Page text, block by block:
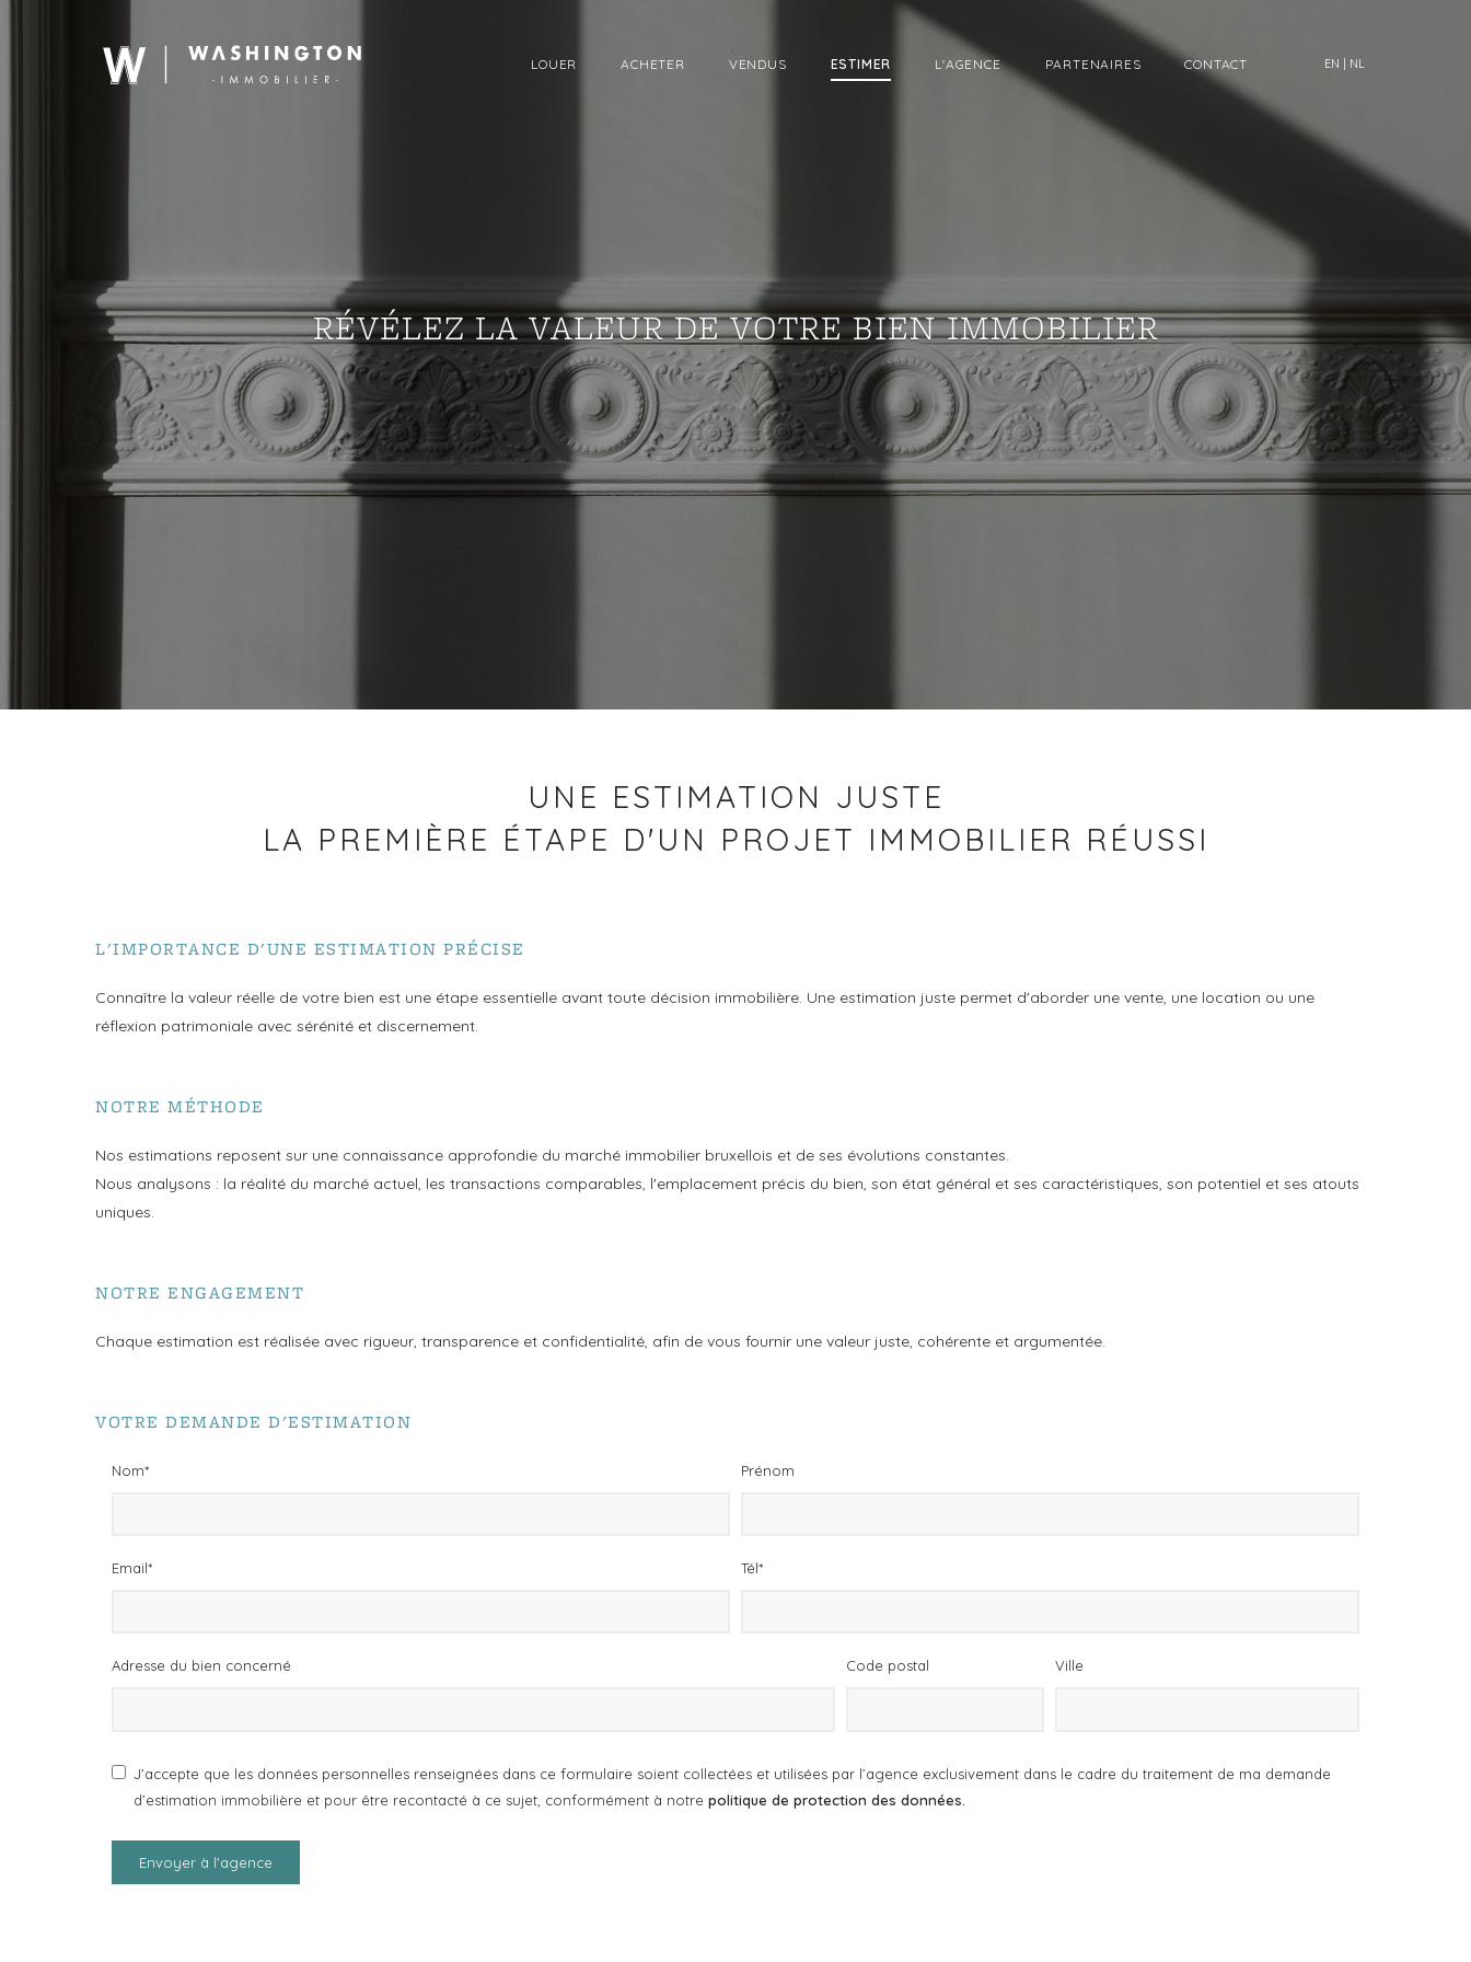
LOUER ACHETER VENDUS ESTIMER L'AGENCE PARTENAIRES CONTACT EN NL
RÉVÉLEZ LA VALEUR DE VOTRE BIEN IMMOBILIER
UNE ESTIMATION JUSTE
LA PREMIÈRE ÉTAPE D'UN PROJET IMMOBILIER RÉUSSI
L'IMPORTANCE D'UNE ESTIMATION PRÉCISE
Connaître la valeur réelle de votre bien est une étape essentielle avant toute décision immobilière. Une estimation juste permet d'aborder une vente, une location ou une
réflexion patrimoniale avec sérénité et discernement.
NOTRE MÉTHODE
Nos estimations reposent sur une connaissance approfondie du marché immobilier bruxellois et de ses évolutions constantes.
Nous analysons : la réalité du marché actuel, les transactions comparables, l'emplacement précis du bien, son état général et ses caractéristiques, son potentiel et ses atouts
uniques.
NOTRE ENGAGEMENT
Chaque estimation est réalisée avec rigueur, transparence et confidentialité, afin de vous fournir une valeur juste, cohérente et argumentée.
VOTRE DEMANDE D'ESTIMATION
Nom* Prénom
Email* Tél*
Adresse du bien concerné Code postal Ville
J’accepte que les données personnelles renseignées dans ce formulaire soient collectées et utilisées par l’agence exclusivement dans le cadre du traitement de ma demande
d’estimation immobilière et pour être recontacté à ce sujet, conformément à notre politique de protection des données.
Envoyer à l'agence